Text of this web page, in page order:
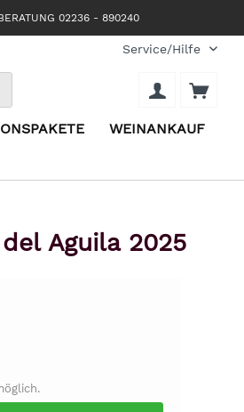
02236 - 890240
Service/Hilfe
WEINANKAUF
Aguila 2025